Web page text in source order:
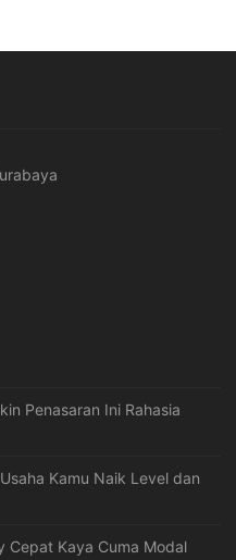
Penasaran Ini Rahasia
Kamu Naik Level dan
Cepat Kaya Cuma Modal